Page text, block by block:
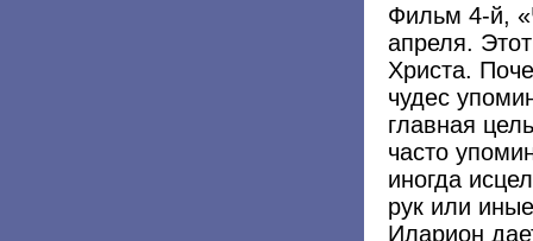
Фильм 4-й,
апреля.
Христа.
чудес
главная
часто
иногда
рук или
Иларион